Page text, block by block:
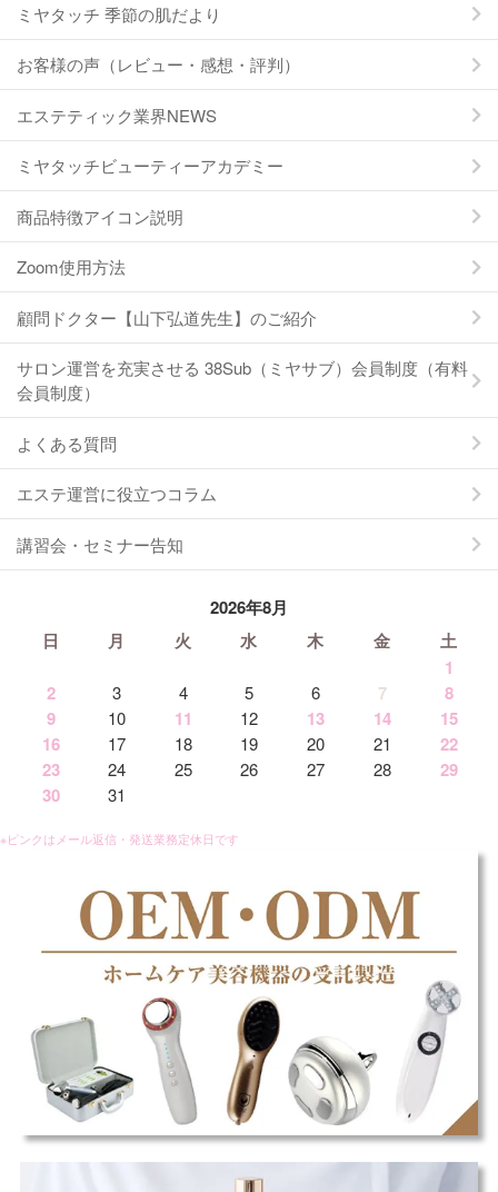
ミヤタッチ 季節の肌だより
お客様の声（レビュー・感想・評判）
エステティック業界NEWS
ミヤタッチビューティーアカデミー
商品特徴アイコン説明
Zoom使用方法
顧問ドクター【山下弘道先生】のご紹介
サロン運営を充実させる 38Sub（ミヤサブ）会員制度（有料
会員制度）
よくある質問
エステ運営に役立つコラム
講習会・セミナー告知
2026年8月
日
月 火 水 木 金
土
1
2
3 4 5 6 7
8
9
10 11 12 13 14
15
16
17 18 19 20 21
22
23
24 25 26 27 28
29
30
31